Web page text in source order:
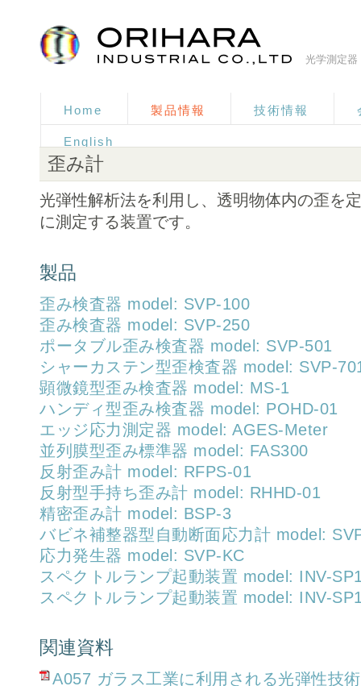
光学測定
Home 製品情報 技術情報
English
歪み計
光弾性解析法を利用し、透明物体内の歪を
に測定する装置です。
製品
歪み検査器 model: SVP-100
歪み検査器 model: SVP-250
ポータブル歪み検査器 model: SVP-501
シャーカステン型歪検査器 model: SVP-
顕微鏡型歪み検査器 model: MS-1
ハンディ型歪み検査器 model: POHD-01
エッジ応力測定器 model: AGES-Meter
並列膜型歪み標準器 model: FAS300
反射歪み計 model: RFPS-01
反射型手持ち歪み計 model: RHHD-01
精密歪み計 model: BSP-3
バビネ補整器型自動断面応力計 model:
応力発生器 model: SVP-KC
スペクトルランプ起動装置 model: INV-
スペクトルランプ起動装置 model: INV-
関連資料
A057 ガラス工業に利用される光弾性技